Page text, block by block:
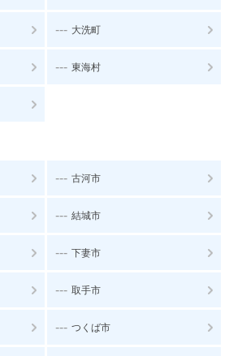
--- 大洗町
--- 東海村
--- 古河市
--- 結城市
--- 下妻市
--- 取手市
--- つくば市